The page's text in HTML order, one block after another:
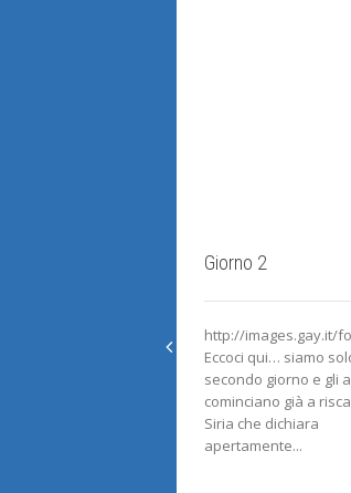
Giorno 2
http://images.gay.it/
Eccoci qui… siamo
secondo giorno e gli
cominciano già a
Siria che dichiara
apertamente...